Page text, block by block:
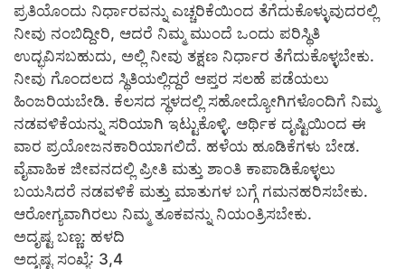
ಪ್ರತಿಯೊಂದು ನಿರ್ಧಾರವನ್ನು ಎಚ್ಚರಿಕೆಯಿಂದ ತೆಗೆದುಕೊಳ್ಳುವುದರಲ್ಲಿ
ನೀವು ನಂಬಿದ್ದೀರಿ, ಆದರೆ ನಿಮ್ಮ ಮುಂದೆ ಒಂದು ಪರಿಸ್ಥಿತಿ
ಉದ್ಭವಿಸಬಹುದು, ಅಲ್ಲಿ ನೀವು ತಕ್ಷಣ ನಿರ್ಧಾರ ತೆಗೆದುಕೊಳ್ಳಬೇಕು.
ನೀವು ಗೊಂದಲದ ಸ್ಥಿತಿಯಲ್ಲಿದ್ದರೆ ಆಪ್ತರ ಸಲಹೆ ಪಡೆಯಲು
ಹಿಂಜರಿಯಬೇಡಿ. ಕೆಲಸದ ಸ್ಥಳದಲ್ಲಿ ಸಹೋದ್ಯೋಗಿಗಳೊಂದಿಗೆ ನಿಮ್ಮ
ನಡವಳಿಕೆಯನ್ನು ಸರಿಯಾಗಿ ಇಟ್ಟುಕೊಳ್ಳಿ. ಆರ್ಥಿಕ ದೃಷ್ಟಿಯಿಂದ ಈ
ವಾರ ಪ್ರಯೋಜನಕಾರಿಯಾಗಲಿದೆ. ಹಳೆಯ ಹೂಡಿಕೆಗಳು ಬೇಡ.
ವೈವಾಹಿಕ ಜೀವನದಲ್ಲಿ ಪ್ರೀತಿ ಮತ್ತು ಶಾಂತಿ ಕಾಪಾಡಿಕೊಳ್ಳಲು
ಬಯಸಿದರೆ ನಡವಳಿಕೆ ಮತ್ತು ಮಾತುಗಳ ಬಗ್ಗೆ ಗಮನಹರಿಸಬೇಕು.
ಆರೋಗ್ಯವಾಗಿರಲು ನಿಮ್ಮ ತೂಕವನ್ನು ನಿಯಂತ್ರಿಸಬೇಕು.
ಅದೃಷ್ಟ ಬಣ್ಣ: ಹಳದಿ
ಅದೃಷ್ಟ ಸಂಖ್ಯೆ: 3,4